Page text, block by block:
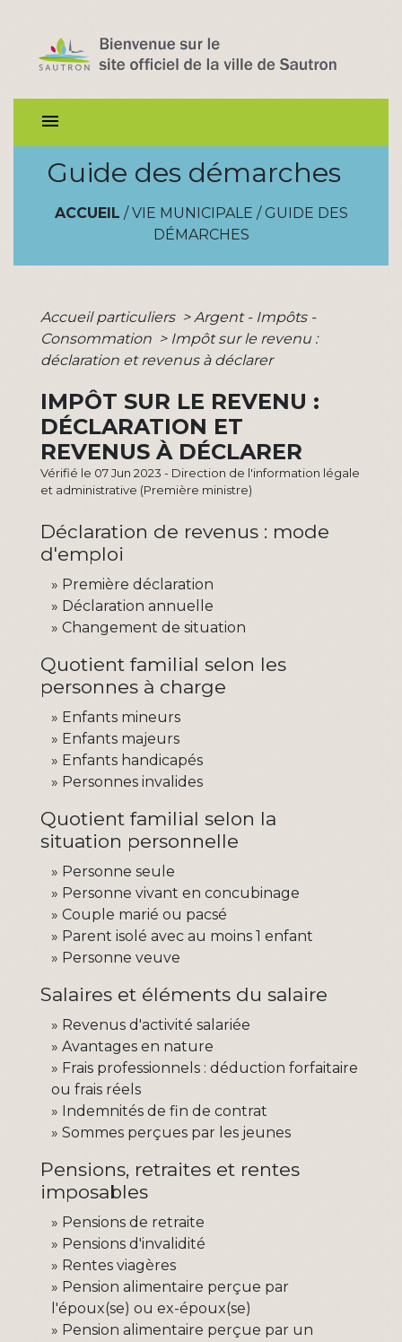
menu
Guide des démarches
ACCUEIL / VIE MUNICIPALE / GUIDE DES
DÉMARCHES
Accueil particuliers > Argent - Impôts -
Consommation > Impôt sur le revenu :
déclaration et revenus à déclarer
IMPÔT SUR LE REVENU :
DÉCLARATION ET
REVENUS À DÉCLARER
Vérifié le 07 Jun 2023 - Direction de l'information légale
et administrative (Première ministre)
Déclaration de revenus : mode
d'emploi
Première déclaration
Déclaration annuelle
Changement de situation
Quotient familial selon les
personnes à charge
Enfants mineurs
Enfants majeurs
Enfants handicapés
Personnes invalides
Quotient familial selon la
situation personnelle
Personne seule
Personne vivant en concubinage
Couple marié ou pacsé
Parent isolé avec au moins 1 enfant
Personne veuve
Salaires et éléments du salaire
Revenus d'activité salariée
Avantages en nature
Frais professionnels : déduction forfaitaire
ou frais réels
Indemnités de fin de contrat
Sommes perçues par les jeunes
Pensions, retraites et rentes
imposables
Pensions de retraite
Pensions d'invalidité
Rentes viagères
Pension alimentaire perçue par
l'époux(se) ou ex-époux(se)
Pension alimentaire perçue par un